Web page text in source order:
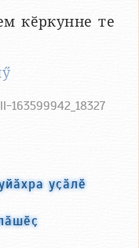
кӗркунне те
уҫӑлӗ